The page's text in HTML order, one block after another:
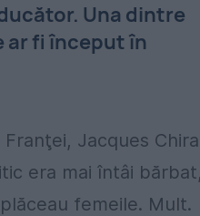
Una dintre
ar fi început în
Jacques
era mai întâi
femeile. Mult.